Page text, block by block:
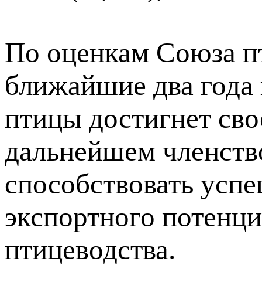
По оценкам Союза
ближайшие два
птицы достигнет
дальнейшем
способствовать
экспортного
птицеводства.